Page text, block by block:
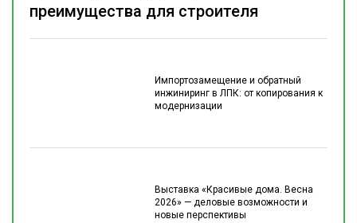
Импортозамещение и обратный
инжиниринг в ЛПК: от копирования к
модернизации
Выставка «Красивые дома. Весна
2026» — деловые возможности и
новые перспективы
преимущества для строителя